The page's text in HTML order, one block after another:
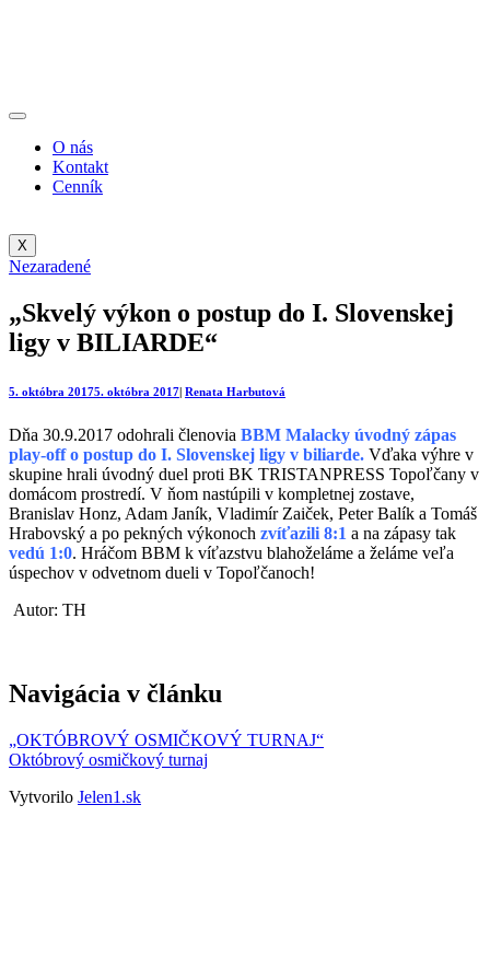
O nás
Kontakt
Cenník
X
Nezaradené
„Skvelý výkon o postup do I. Slovenskej
ligy v BILIARDE“
5. októbra 20175. októbra 2017| Renata Harbutová
Dňa 30.9.2017 odohrali členovia BBM Malacky úvodný zápas
play-off o postup do I. Slovenskej ligy v biliarde. Vďaka výhre v
skupine hrali úvodný duel proti BK TRISTANPRESS Topoľčany v
domácom prostredí. V ňom nastúpili v kompletnej zostave,
Branislav Honz, Adam Janík, Vladimír Zaiček, Peter Balík a Tomáš
Hrabovský a po pekných výkonoch zvíťazili 8:1 a na zápasy tak
vedú 1:0. Hráčom BBM k víťazstvu blahoželáme a želáme veľa
úspechov v odvetnom dueli v Topoľčanoch!
Autor: TH
Navigácia v článku
„OKTÓBROVÝ OSMIČKOVÝ TURNAJ“
Októbrový osmičkový turnaj
Vytvorilo Jelen1.sk